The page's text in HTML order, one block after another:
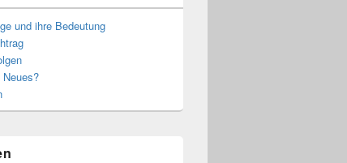
und ihre Bedeutung